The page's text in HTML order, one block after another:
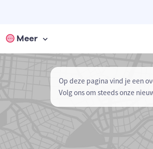
Meer
Op deze pagina vind je een
Volg ons om steeds onze